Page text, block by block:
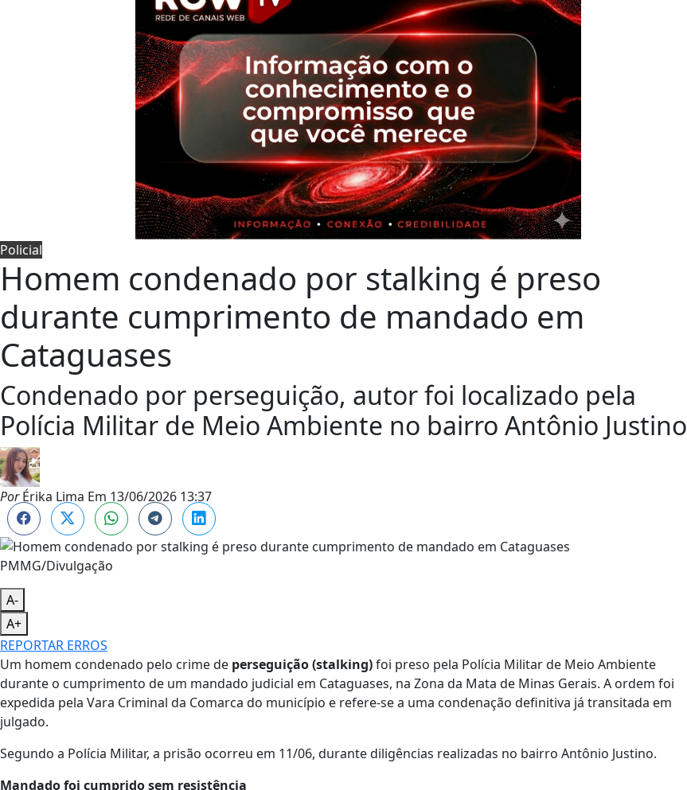
Policial
Homem condenado por stalking é preso
durante cumprimento de mandado em
Cataguases
Condenado por perseguição, autor foi localizado pela
Polícia Militar de Meio Ambiente no bairro Antônio Justino
PorÉrika Lima Em 13/06/2026 13:37
PMMG/Divulgação
A-
A+
REPORTAR ERROS
Um homem condenado pelo crime de perseguição (stalking)foi preso pela Polícia Militar de Meio Ambiente
durante o cumprimento de um mandado judicial em Cataguases, na Zona da Mata de Minas Gerais. A ordem foi
expedida pela Vara Criminal da Comarca do município e refere-se a uma condenação definitiva já transitada em
julgado.
Segundo a Polícia Militar, a prisão ocorreu em 11/06, durante diligências realizadas no bairro Antônio Justino.
Mandado foi cumprido sem resistência